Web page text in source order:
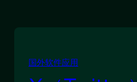
国外软件应用